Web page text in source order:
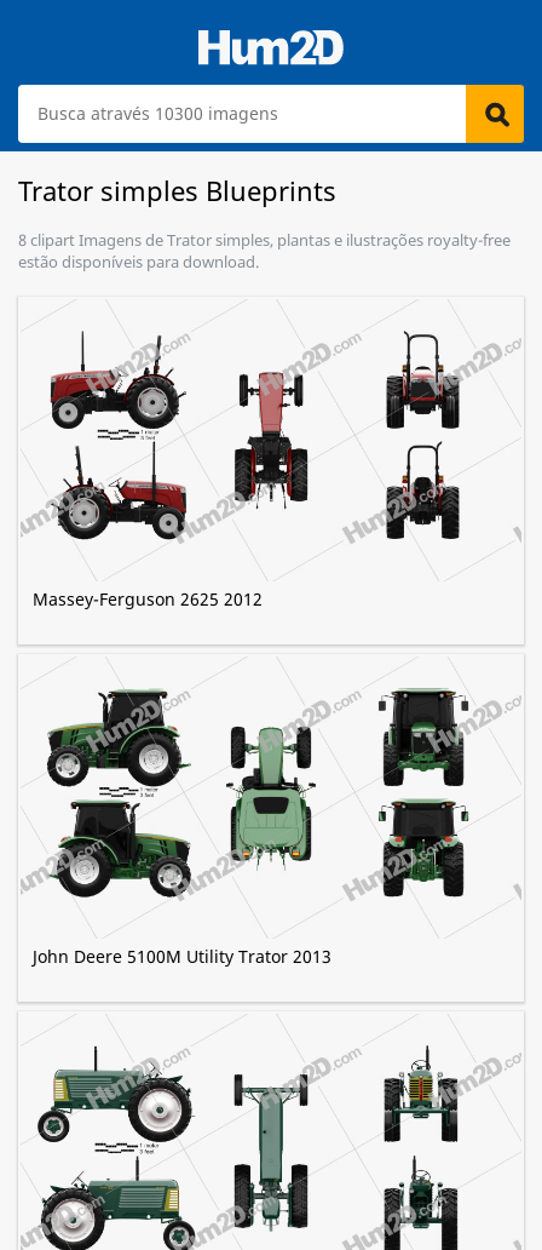
Trator simples Blueprints
8 clipart Imagens de Trator simples, plantas e ilustrações royalty-free
estão disponíveis para download.
Massey-Ferguson 2625 2012
John Deere 5100M Utility Trator 2013